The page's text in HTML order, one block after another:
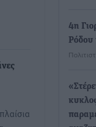
4η
Ρόδου